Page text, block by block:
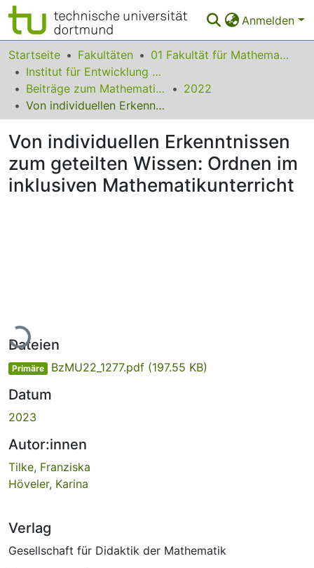
Anmelden
Bereiche & Sammlungen
Das gesamte Repositorium
Statistiken
FAQ
Leitlinien
Zurück zur Startseite
Startseite Fakultäten
01 Fakultät für Mathematik
Institut für Entwicklung und Erforschung des Mathematikunterrichts
Beiträge zum Mathematikunterricht
2022
Von individuellen Erkenntnissen zum geteilten Wissen: Ordnen im inklusiven Mathematikunterricht
Von individuellen Erkenntnissen
zum geteilten Wissen: Ordnen im
inklusiven Mathematikunterricht
Lade...
Dateien
Primäre BzMU22_1277.pdf (197.55 KB)
Datum
2023
Autor:innen
Tilke, Franziska
Höveler, Karina
Verlag
Gesellschaft für Didaktik der Mathematik